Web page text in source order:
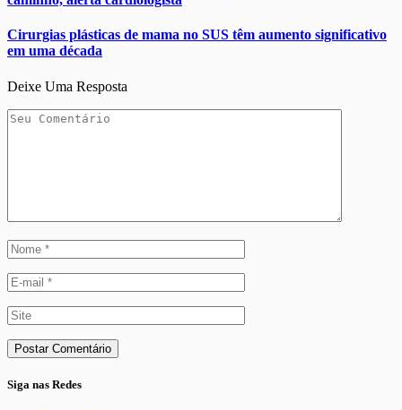
Cirurgias plásticas de mama no SUS têm aumento significativo
em uma década
Deixe Uma Resposta
Siga nas Redes